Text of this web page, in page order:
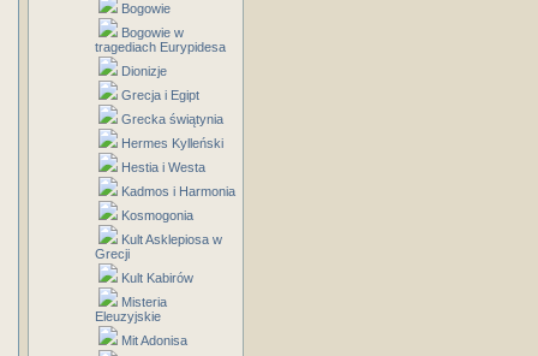
Bogowie
Bogowie w
tragediach Eurypidesa
Dionizje
Grecja i Egipt
Grecka świątynia
Hermes Kylleński
Hestia i Westa
Kadmos i Harmonia
Kosmogonia
Kult Asklepiosa w
Grecji
Kult Kabirów
Misteria
Eleuzyjskie
Mit Adonisa